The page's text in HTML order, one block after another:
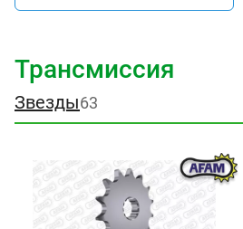
Трансмиссия
Звезды63